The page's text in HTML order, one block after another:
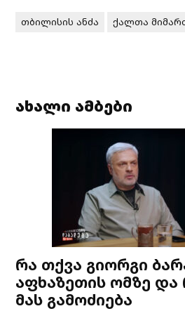
თბილისის ანძა ქალთა
ახალი ამბები
რა თქვა გიორგი
აფხაზეთის ომზე და
მას გამოძიება